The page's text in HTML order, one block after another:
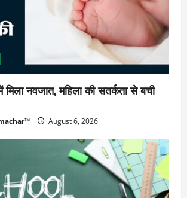
मिला नवजात, महिला की सतर्कता से बची
August 6, 2026